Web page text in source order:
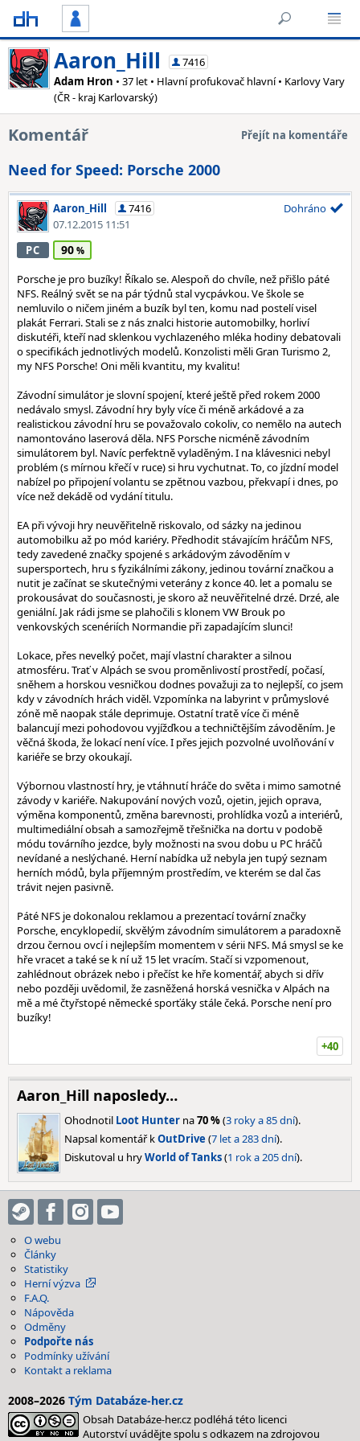
Aaron_Hill
7416
Adam Hron • 37 let • Hlavní profukovač hlavní • Karlovy Vary
(ČR - kraj Karlovarský)
Komentář Přejít na komentáře
Need for Speed: Porsche 2000
Aaron_Hill
7416
07.12.2015 11:51
Dohráno
PC 90
Porsche je pro buzíky! Říkalo se. Alespoň do chvíle, než přišlo páté
NFS. Reálný svět se na pár týdnů stal vycpávkou. Ve škole se
nemluvilo o ničem jiném a buzík byl ten, komu nad postelí visel
plakát Ferrari. Stali se z nás znalci historie automobilky, horliví
diskutéři, kteří nad sklenkou vychlazeného mléka hodiny debatovali
o specifikách jednotlivých modelů. Konzolisti měli Gran Turismo 2,
my NFS Porsche! Oni měli kvantitu, my kvalitu!
Závodní simulátor je slovní spojení, které ještě před rokem 2000
nedávalo smysl. Závodní hry byly více či méně arkádové a za
realistickou závodní hru se považovalo cokoliv, co nemělo na autech
namontováno laserová děla. NFS Porsche nicméně závodním
simulátorem byl. Navíc perfektně vyladěným. I na klávesnici nebyl
problém (s mírnou křečí v ruce) si hru vychutnat. To, co jízdní model
nabízel po připojení volantu se zpětnou vazbou, překvapí i dnes, po
více než dekádě od vydání titulu.
EA při vývoji hry neuvěřitelně riskovalo, od sázky na jedinou
automobilku až po mód kariéry. Předhodit stávajícím hráčům NFS,
tedy zavedené značky spojené s arkádovým závoděním v
supersportech, hru s fyzikálními zákony, jedinou tovární značkou a
nutit je začínat se skutečnými veterány z konce 40. let a pomalu se
prokousávat do současnosti, je skoro až neuvěřitelné drzé. Drzé, ale
geniální. Jak rádi jsme se plahočili s klonem VW Brouk po
venkovských scenériích Normandie při zapadajícím slunci!
Lokace, přes nevelký počet, mají vlastní charakter a silnou
atmosféru. Trať v Alpách se svou proměnlivostí prostředí, počasí,
sněhem a horskou vesničkou dodnes považuji za to nejlepší, co jsem
kdy v závodních hrách viděl. Vzpomínka na labyrint v průmyslové
zóně mě naopak stále deprimuje. Ostatní tratě více či méně
balancují mezi pohodovou vyjížďkou a techničtějším závoděním. Je
věčná škoda, že lokací není více. I přes jejich pozvolné uvolňování v
kariéře se brzy okoukají.
Výbornou vlastností hry, je vtáhnutí hráče do světa i mimo samotné
závody v kariéře. Nakupování nových vozů, ojetin, jejich oprava,
výměna komponentů, změna barevnosti, prohlídka vozů a interiérů,
multimediální obsah a samozřejmě třešnička na dortu v podobě
módu továrního jezdce, byly možnosti na svou dobu u PC hráčů
nevídané a neslýchané. Herní nabídka už nebyla jen tupý seznam
herních módů, byla příjemným prostředím, ve kterém se dal čas
trávit nejen pasivně.
Páté NFS je dokonalou reklamou a prezentací tovární značky
Porsche, encyklopedií, skvělým závodním simulátorem a paradoxně
drzou černou ovcí i nejlepším momentem v sérii NFS. Má smysl se ke
hře vracet a také se k ní už 15 let vracím. Stačí si vzpomenout,
zahlédnout obrázek nebo i přečíst ke hře komentář, abych si dřív
nebo později uvědomil, že zasněžená horská vesnička v Alpách na
mě a mé čtyřstopé německé sporťáky stále čeká. Porsche není pro
buzíky!
+40
Aaron_Hill naposledy…
Ohodnotil Loot Hunter na70 %(3 roky a 85 dní).
Napsal komentář kOutDrive (7 let a 283 dní).
Diskutoval u hryWorld of Tanks(1 rok a 205 dní).
O webu
Články
Statistiky
Herní výzva
F.A.Q.
Nápověda
Odměny
Podpořte nás
Podmínky užívání
Kontakt a reklama
2008–2026 Tým Databáze-her.cz
Obsah Databáze-her.cz podléhá této licenci
Autorství uvádějte spolu s odkazem na zdrojovou